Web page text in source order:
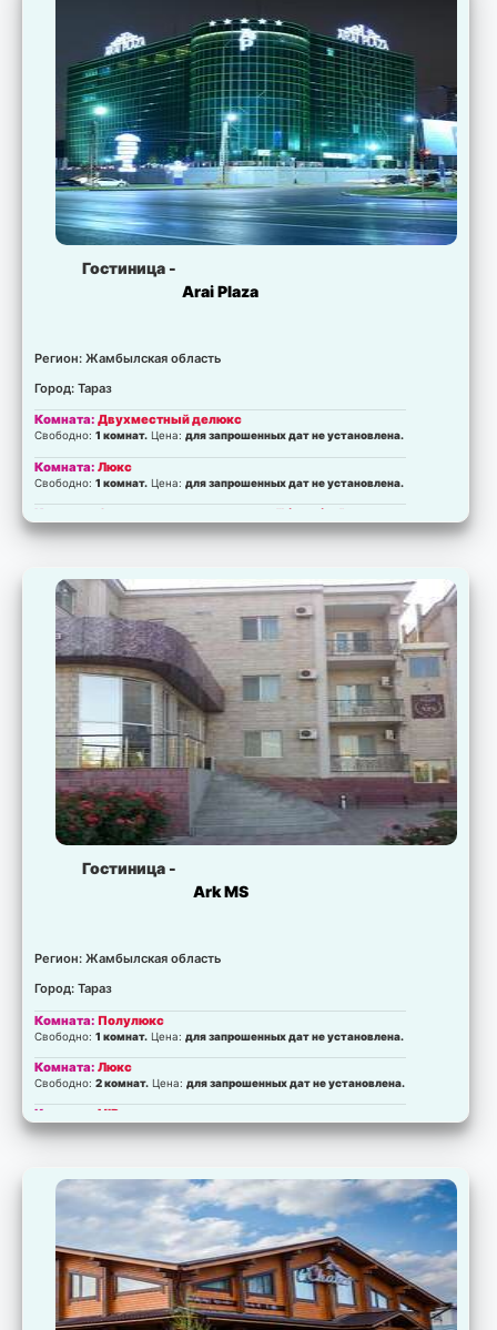
Гостиница -
Arai Plaza
Регион: Жамбылская область
Город: Тараз
Комната:Двухместный делюкс
Свободно:1 комнат. Цена:для запрошенных дат не установлена.
Комната:Люкс
Свободно:1 комнат. Цена:для запрошенных дат не установлена.
Комната: Студио делюкс с кроватью "king-size"
Комната: Апартаменты в пентхаусе
Свободно:3 комнат.Цена: для запрошенных дат не установлена.
Комната:Семейный
Свободно:3 комнат.Цена:для запрошенных дат не установлена.
Гостиница -
Ark MS
Регион: Жамбылская область
Город: Тараз
Комната:Полулюкс
Свободно:1 комнат. Цена:для запрошенных дат не установлена.
Комната:Люкс
Свободно:2 комнат. Цена:для запрошенных дат не установлена.
Комната:VIP